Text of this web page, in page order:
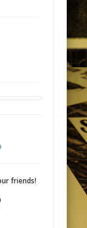
friends!